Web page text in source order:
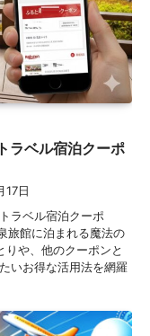
ラベル宿泊クーポ
17日
ラベル宿泊クーポ
旅館に泊まれる魔法の
や、他のクーポンと
いお得な活用法を網羅